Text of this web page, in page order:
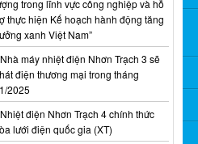
trong lĩnh vực công nghiệp và hỗ
thực hiện Kế hoạch hành động tăng
xanh Việt Nam”
máy nhiệt điện Nhơn Trạch 3 sẽ
điện thương mại trong tháng
2025
điện Nhơn Trạch 4 chính thức
lưới điện quốc gia (XT)